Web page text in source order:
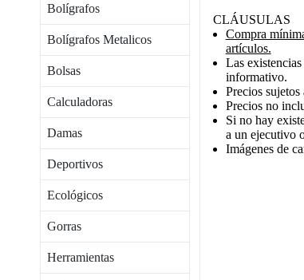
Bolígrafos
Bolígrafos Metalicos
Bolsas
Calculadoras
Damas
Deportivos
Ecológicos
Gorras
Herramientas
CLÁUSULAS
Compra
artículos.
Las
informativo.
Precios
Precios no
Si no hay
a un ejecutivo
Imágenes de